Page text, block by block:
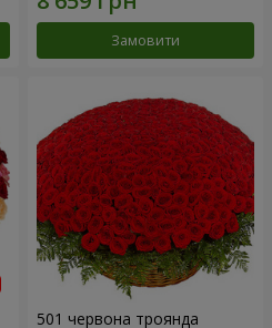
Замовити
501 червона троянда